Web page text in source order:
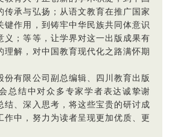
传承与弘扬；从语文教育在推广国家
键作用，到铸牢中华民族共同体意识
义；等等，让学界对这一出版成果有
理解，对中国教育现代化之路满怀期
份有限公司副总编辑、四川教育出版
总结中对众多专家学者表达诚挚谢
结、深入思考，将这些宝贵的研讨成
作中，努力为读者呈现更加优质、更